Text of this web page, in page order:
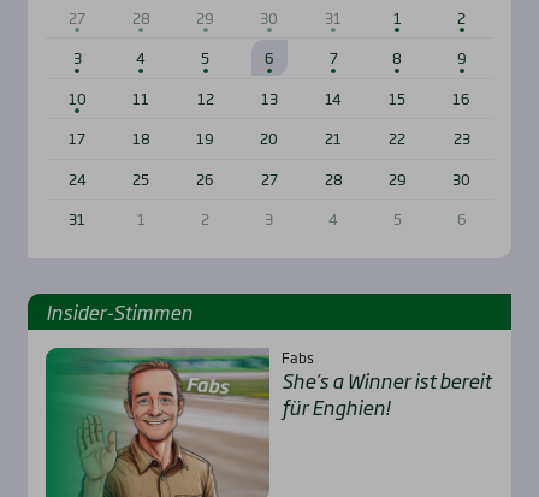
27
28 29 30 31 1
2
3
4 5 6 7 8
9
10
11 12 13 14 15
16
17
18 19 20 21 22
23
24
25 26 27 28 29
30
31
1 2 3 4 5 6
Insi­der-Stim­men
Fabs
She’s a Win­ner ist bereit
für Eng­hien!